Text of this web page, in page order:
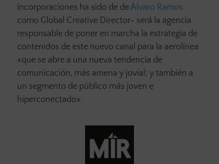
incorporaciones ha sido de de Álvaro Ramos
como Global Creative Director- será la agencia
responsable de poner en marcha la estrategia de
contenidos de este nuevo canal para la aerolínea
«que se abre a una nueva tendencia de
comunicación, más amena y jovial; y también a
un segmento de público más joven e
hiperconectado».